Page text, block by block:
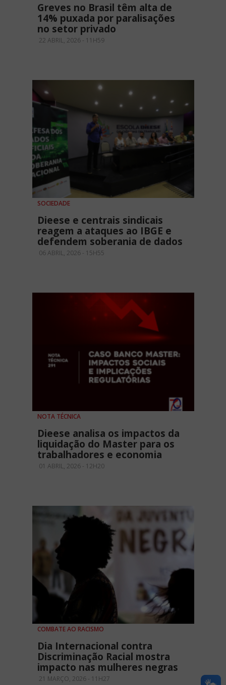
Greves no Brasil têm alta de
14% puxada por paralisações
no setor privado
22 ABRIL, 2026 - 11H59
SOCIEDADE
Dieese e centrais sindicais
reagem a ataques ao IBGE e
defendem soberania de dados
06 ABRIL, 2026 - 15H55
NOTA TÉCNICA
Dieese analisa os impactos da
liquidação do Master para os
trabalhadores e economia
01 ABRIL, 2026 - 12H20
COMBATE AO RACISMO
Dia Internacional contra
Discriminação Racial mostra
impacto nas mulheres negras
21 MARÇO, 2026 - 11H27